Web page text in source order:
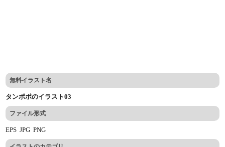
無料イラスト名
タンポポのイラスト03
ファイル形式
EPSJPGPNG